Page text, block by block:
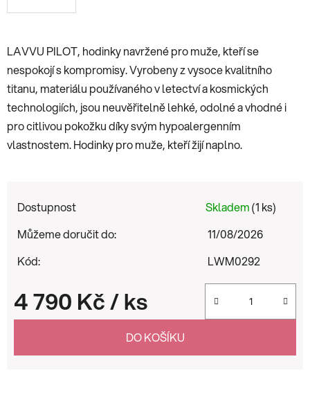
LAVVU PILOT, hodinky navržené pro muže, kteří se
nespokojí s kompromisy. Vyrobeny z vysoce kvalitního
titanu, materiálu používaného v letectví a kosmických
technologiích, jsou neuvěřitelně lehké, odolné a vhodné i
pro citlivou pokožku díky svým hypoalergenním
vlastnostem. Hodinky pro muže, kteří žijí naplno.
Dostupnost Skladem(1 ks)
Můžeme doručit do:
11/08/2026
Kód:
LWM0292
4 790 Kč/ ks
Měrná cena:
DO KOŠÍKU